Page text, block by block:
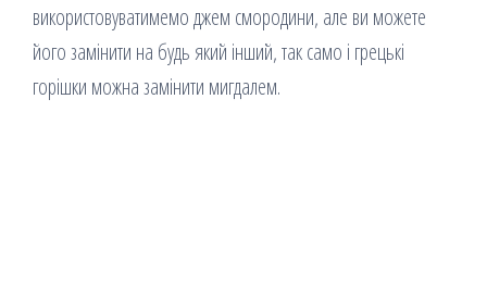
використовуватимемо джем смородини, але ви можете
його замінити на будь який інший, так само і грецькі
горішки можна замінити мигдалем.